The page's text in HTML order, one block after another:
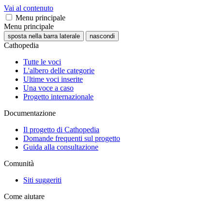
Vai al contenuto
Menu principale
Menu principale
sposta nella barra laterale nascondi
Cathopedia
Tutte le voci
L'albero delle categorie
Ultime voci inserite
Una voce a caso
Progetto internazionale
Documentazione
Il progetto di Cathopedia
Domande frequenti sul progetto
Guida alla consultazione
Comunità
Siti suggeriti
Come aiutare